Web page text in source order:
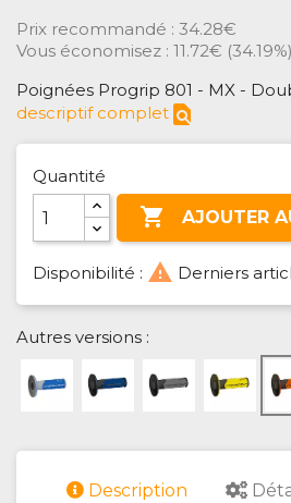
Prix recommandé : 34.28€
Vous économisez : 11.72€ (34.19%)
Poignées Progrip 801 - MX -
descriptif complet find_in_page
Quantité
 AJOUTER
Disponibilité : warning Derniers
Autres versions :
Description